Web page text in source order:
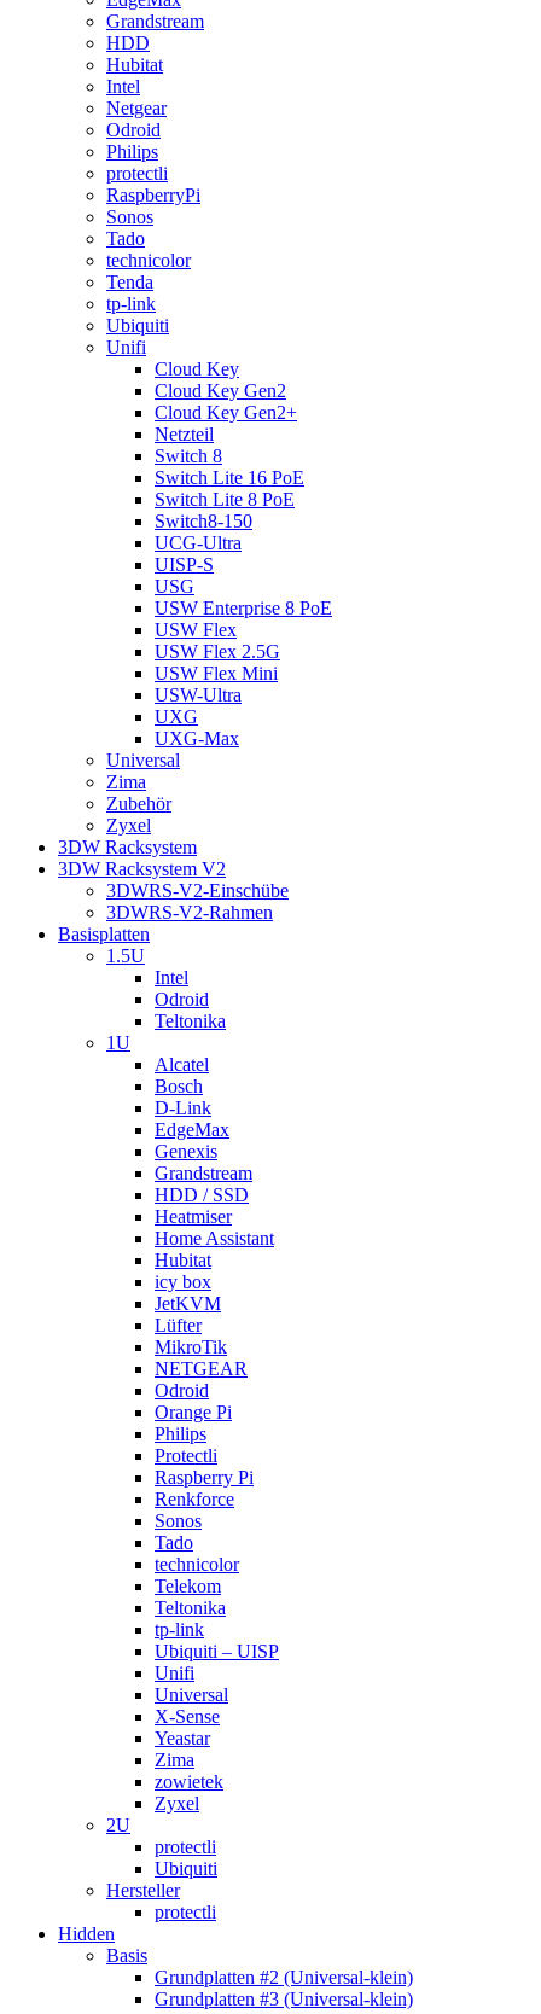
Grandstream
HDD
Hubitat
Intel
Netgear
Odroid
Philips
protectli
RaspberryPi
Sonos
Tado
technicolor
Tenda
tp-link
Ubiquiti
Unifi
Cloud Key
Cloud Key Gen2
Cloud Key Gen2+
Netzteil
Switch 8
Switch Lite 16 PoE
Switch Lite 8 PoE
Switch8-150
UCG-Ultra
UISP-S
USG
USW Enterprise 8 PoE
USW Flex
USW Flex 2.5G
USW Flex Mini
USW-Ultra
UXG
UXG-Max
Universal
Zima
Zubehör
Zyxel
3DW Racksystem
3DW Racksystem V2
3DWRS-V2-Einschübe
3DWRS-V2-Rahmen
Basisplatten
1.5U
Intel
Odroid
Teltonika
1U
Alcatel
Bosch
D-Link
EdgeMax
Genexis
Grandstream
HDD / SSD
Heatmiser
Home Assistant
Hubitat
icy box
JetKVM
Lüfter
MikroTik
NETGEAR
Odroid
Orange Pi
Philips
Protectli
Raspberry Pi
Renkforce
Sonos
Tado
technicolor
Telekom
Teltonika
tp-link
Ubiquiti – UISP
Unifi
Universal
X-Sense
Yeastar
Zima
zowietek
Zyxel
2U
protectli
Ubiquiti
Hersteller
protectli
Hidden
Basis
Grundplatten #2 (Universal-klein)
Grundplatten #3 (Universal-klein)